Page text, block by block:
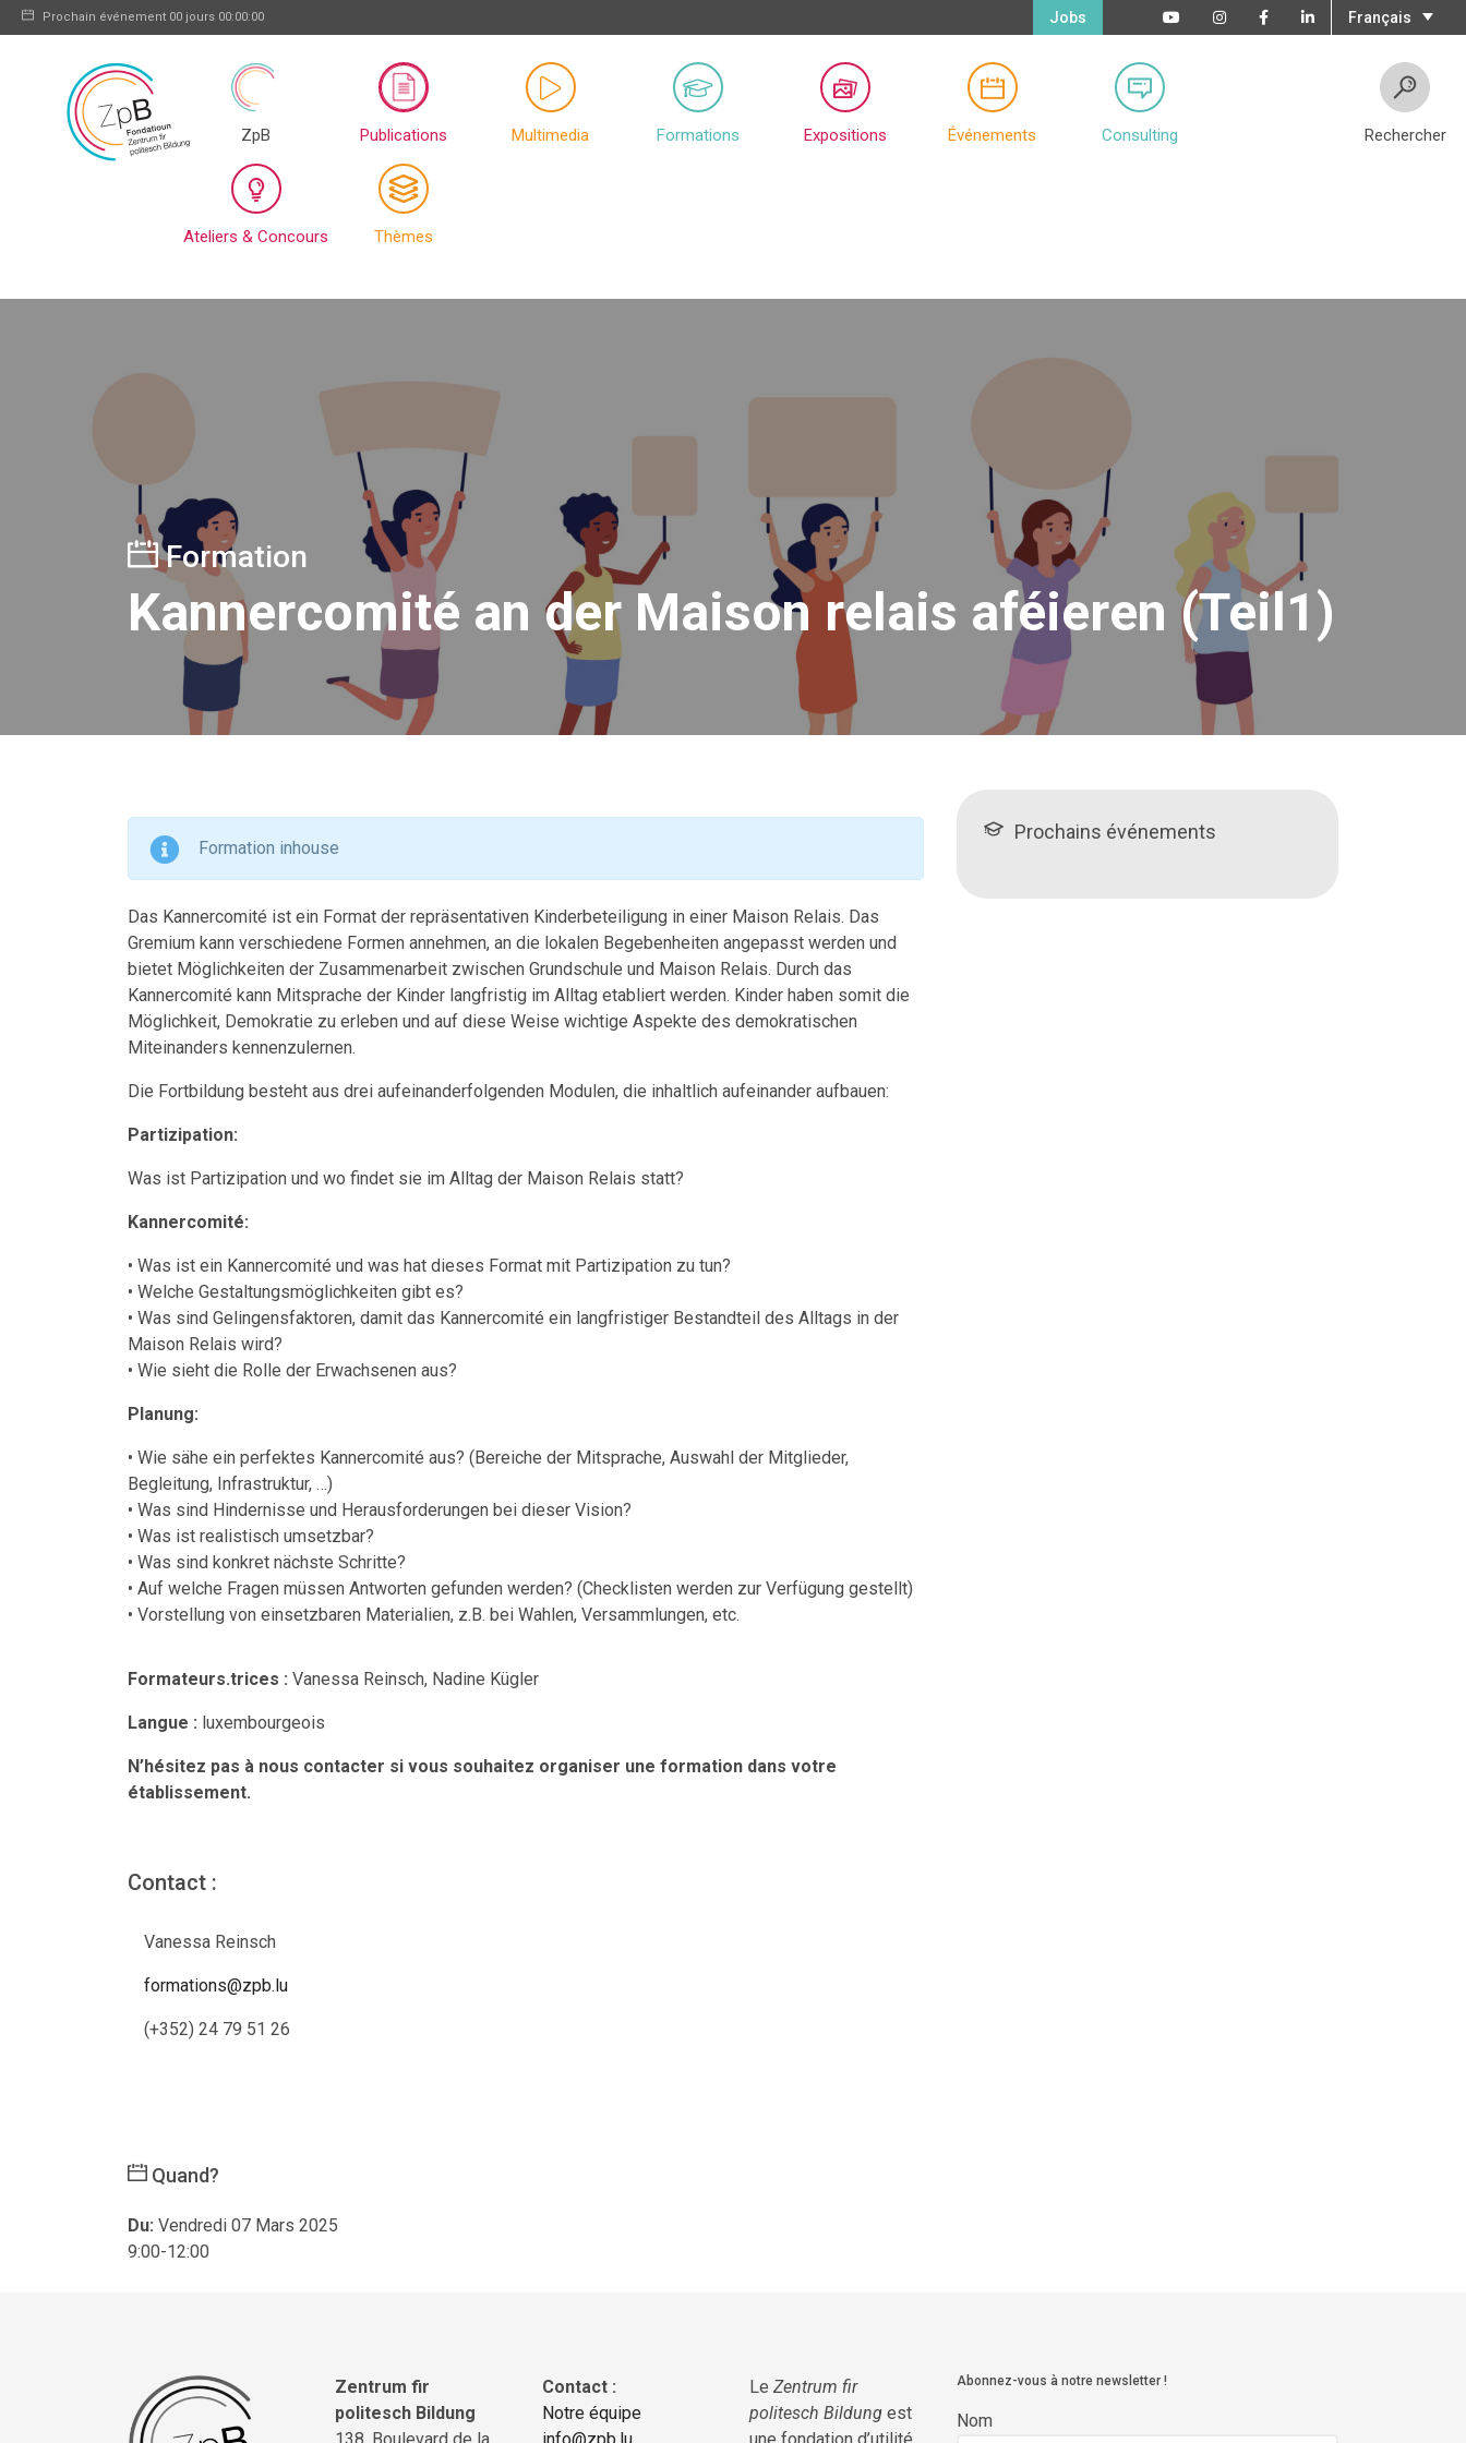
Prochain événement 00 jours 00:00:00 Français
Jobs
ZpB Publications Multimedia Formations Expositions Événements Consulting
Ateliers & Concours Thèmes
Rechercher
Formation
Kannercomité an der Maison relais aféieren (Teil1)
Formation inhouse
Das Kannercomité ist ein Format der repräsentativen Kinderbeteiligung in einer Maison Relais. Das
Gremium kann verschiedene Formen annehmen, an die lokalen Begebenheiten angepasst werden und
bietet Möglichkeiten der Zusammenarbeit zwischen Grundschule und Maison Relais. Durch das
Kannercomité kann Mitsprache der Kinder langfristig im Alltag etabliert werden. Kinder haben somit die
Möglichkeit, Demokratie zu erleben und auf diese Weise wichtige Aspekte des demokratischen
Miteinanders kennenzulernen.
Die Fortbildung besteht aus drei aufeinanderfolgenden Modulen, die inhaltlich aufeinander aufbauen:
Partizipation:
Was ist Partizipation und wo findet sie im Alltag der Maison Relais statt?
Kannercomité:
• Was ist ein Kannercomité und was hat dieses Format mit Partizipation zu tun?
• Welche Gestaltungsmöglichkeiten gibt es?
• Was sind Gelingensfaktoren, damit das Kannercomité ein langfristiger Bestandteil des Alltags in der
Maison Relais wird?
• Wie sieht die Rolle der Erwachsenen aus?
Planung:
• Wie sähe ein perfektes Kannercomité aus? (Bereiche der Mitsprache, Auswahl der Mitglieder,
Begleitung, Infrastruktur, …)
• Was sind Hindernisse und Herausforderungen bei dieser Vision?
• Was ist realistisch umsetzbar?
• Was sind konkret nächste Schritte?
• Auf welche Fragen müssen Antworten gefunden werden? (Checklisten werden zur Verfügung gestellt)
• Vorstellung von einsetzbaren Materialien, z.B. bei Wahlen, Versammlungen, etc.
Formateurs.trices : Vanessa Reinsch, Nadine Kügler
Langue : luxembourgeois
N’hésitez pas à nous contacter si vous souhaitez organiser une formation dans votre
établissement.
Contact :
Vanessa Reinsch
formations@zpb.lu
(+352) 24 79 51 26
Quand?
Du: Vendredi 07 Mars 2025
9:00-12:00
Prochains événements
Zentrum fir
politesch Bildung
Contact :
Notre équipe
Le Zentrum fir
politesch Bildung est
Abonnez-vous à notre newsletter !
Nom